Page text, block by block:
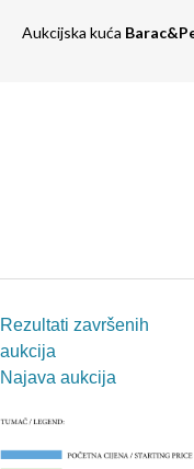
Aukcijska kuća
Rezultati završenih
aukcija
Najava aukcija